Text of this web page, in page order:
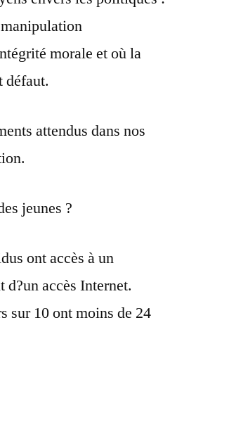
morale et où la
défaut.
attendus dans nos
jeunes ?
ont accès à un
d?un accès Internet.
sur 10 ont moins de 24